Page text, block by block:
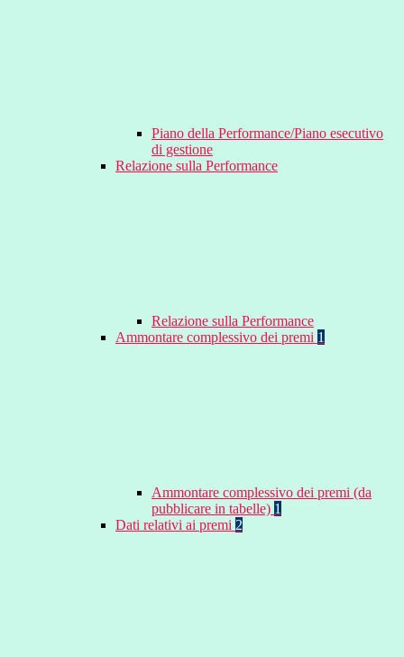
Piano della Performance/Piano esecutivo
di gestione
Relazione sulla Performance
Relazione sulla Performance
Ammontare complessivo dei premi 1
Ammontare complessivo dei premi (da
pubblicare in tabelle) 1
Dati relativi ai premi 2